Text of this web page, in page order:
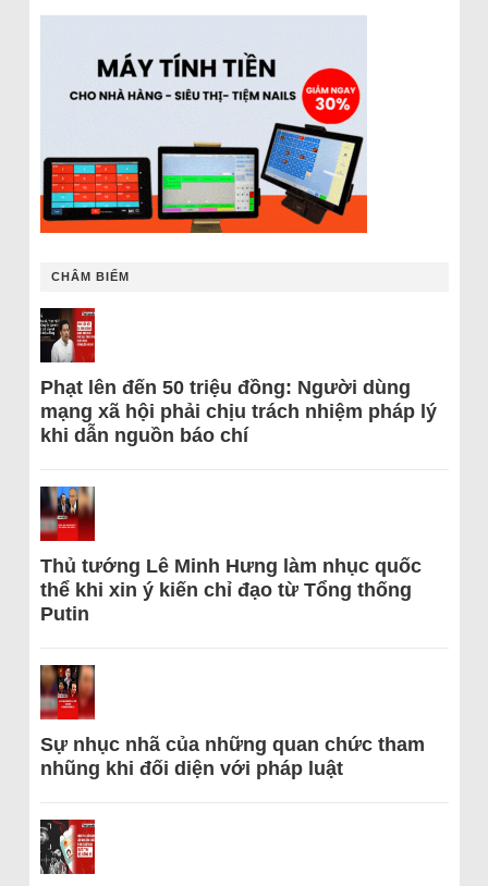
CHÂM BIẾM
Phạt lên đến 50 triệu đồng: Người dùng
mạng xã hội phải chịu trách nhiệm pháp lý
khi dẫn nguồn báo chí
Thủ tướng Lê Minh Hưng làm nhục quốc
thể khi xin ý kiến chỉ đạo từ Tổng thống
Putin
Sự nhục nhã của những quan chức tham
nhũng khi đối diện với pháp luật